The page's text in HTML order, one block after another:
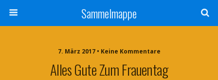
Sammelmappe
7. März 2017 • Keine Kommentare
Alles Gute Zum Frauentag